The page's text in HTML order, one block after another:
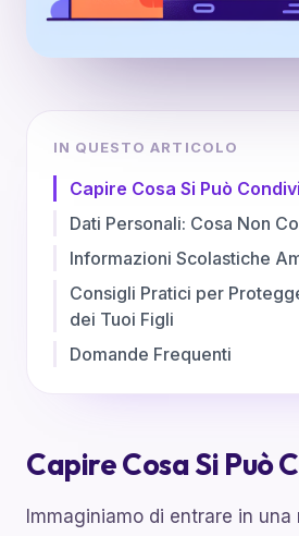
IN QUESTO ARTICOLO
Capire Cosa Si Può
Dati Personali: Cosa Non
Informazioni Scolastiche
Consigli Pratici per
dei Tuoi Figli
Domande Frequenti
Capire Cosa Si Può
Immaginiamo di entrare in una